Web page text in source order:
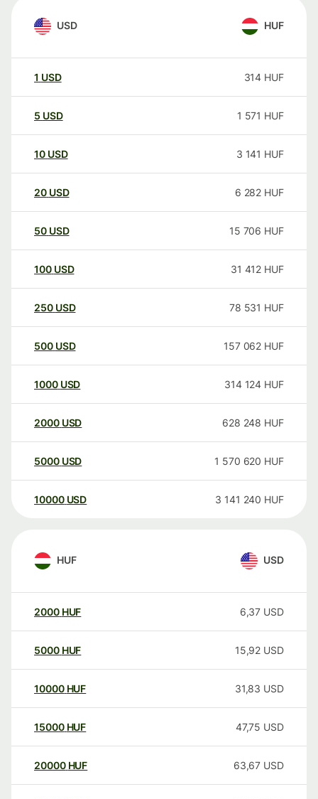
USD HUF
1 USD 314 HUF
5 USD 1 571 HUF
10 USD 3 141 HUF
20 USD 6 282 HUF
50 USD 15 706 HUF
100 USD 31 412 HUF
250 USD 78 531 HUF
500 USD 157 062 HUF
1000 USD 314 124 HUF
2000 USD 628 248 HUF
5000 USD 1 570 620 HUF
10000 USD 3 141 240 HUF
HUF USD
2000 HUF 6,37 USD
5000 HUF 15,92 USD
10000 HUF 31,83 USD
15000 HUF 47,75 USD
20000 HUF 63,67 USD